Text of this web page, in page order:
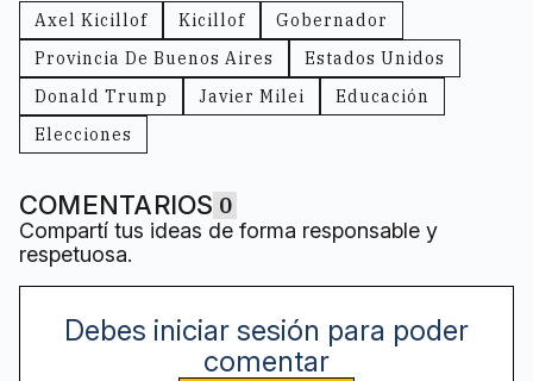
Axel Kicillof Kicillof
Gobernador
Provincia De Buenos Aires
Estados Unidos
Donald Trump
Javier Milei
Educación
Elecciones
COMENTARIOS 0
Compartí tus ideas de forma responsable y
respetuosa.
Debes iniciar sesión para poder
comentar